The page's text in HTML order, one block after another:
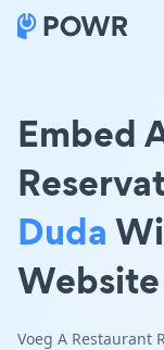
Embed
Duda
Website
Voeg A Restaurant